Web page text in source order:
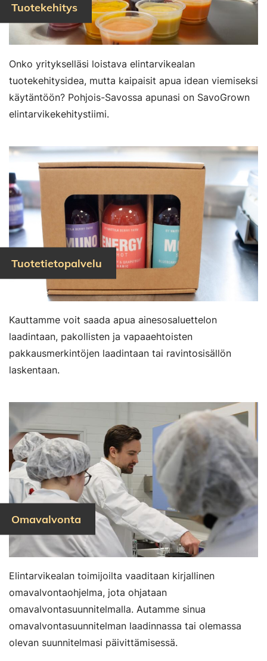
Tuotekehitys
Onko yritykselläsi loistava elintarvikealan
tuotekehitysidea, mutta kaipaisit apua idean viemiseksi
käytäntöön? Pohjois-Savossa apunasi on SavoGrown
elintarvikekehitystiimi.
Tuotetietopalvelu
Kauttamme voit saada apua ainesosaluettelon
laadintaan, pakollisten ja vapaaehtoisten
pakkausmerkintöjen laadintaan tai ravintosisällön
laskentaan.
Omavalvonta
Elintarvikealan toimijoilta vaaditaan kirjallinen
omavalvontaohjelma, jota ohjataan
omavalvontasuunnitelmalla. Autamme sinua
omavalvontasuunnitelman laadinnassa tai olemassa
olevan suunnitelmasi päivittämisessä.